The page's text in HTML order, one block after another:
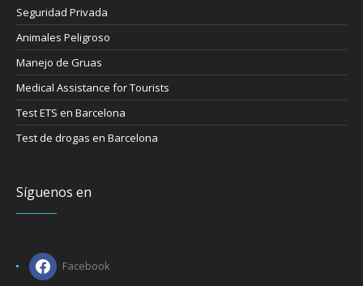
Seguridad Privada
Animales Peligroso
Manejo de Gruas
Medical Assistance for Tourists
Test ETS en Barcelona
Test de drogas en Barcelona
Síguenos en
Facebook